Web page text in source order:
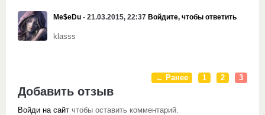
Me$eDu - 21.03.2015, 22:37 Войдите, чтобы ответить
klasss
← Ранее 1 2 3
Добавить отзыв
Войди на сайт чтобы оставить комментарий.